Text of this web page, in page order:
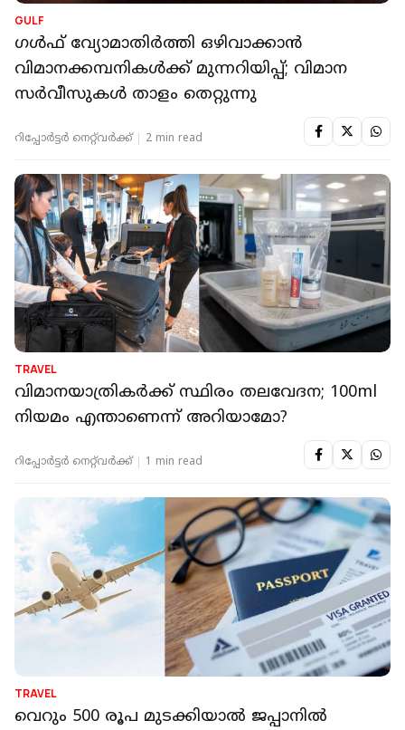
GULF
ഗള്‍ഫ് വ്യോമാതിര്‍ത്തി ഒഴിവാക്കാന്‍
വിമാനക്കമ്പനികള്‍ക്ക് മുന്നറിയിപ്പ്; വിമാന
സര്‍വീസുകള്‍ താളം തെറ്റുന്നു
റിപ്പോർട്ടർ നെറ്റ്‌വര്‍ക്ക്‌ 2 min read
TRAVEL
വിമാനയാത്രികർക്ക് സ്ഥിരം തലവേദന; 100ml
നിയമം എന്താണെന്ന് അറിയാമോ?
റിപ്പോർട്ടർ നെറ്റ്‌വര്‍ക്ക്‌ 1 min read
TRAVEL
വെറും 500 രൂപ മുടക്കിയാല്‍ ജപ്പാനില്‍